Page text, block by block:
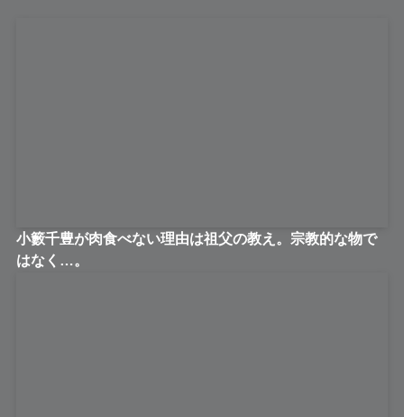
小籔千豊が肉食べない理由は祖父の教え。宗教的な物で
はなく…。